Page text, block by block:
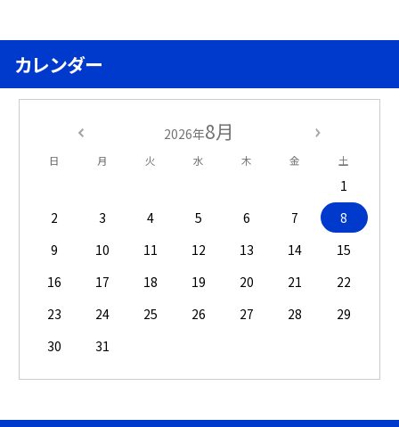
カレンダー
2026年8月
日 月 火 水 木 金 土
1
2
3 4 5 6 7
8
9
10 11 12 13 14
15
16
17 18 19 20 21
22
23
24 25 26 27 28
29
30
31